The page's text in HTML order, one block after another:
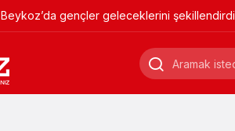
Beykoz’da gençler geleceklerini şekillendirdi